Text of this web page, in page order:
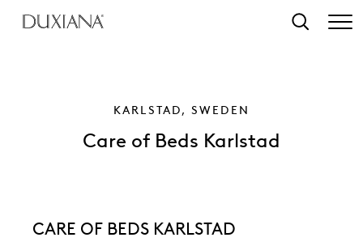
Búsqueda
KARLSTAD, SWEDEN
Care of Beds Karlstad
CARE OF BEDS KARLSTAD